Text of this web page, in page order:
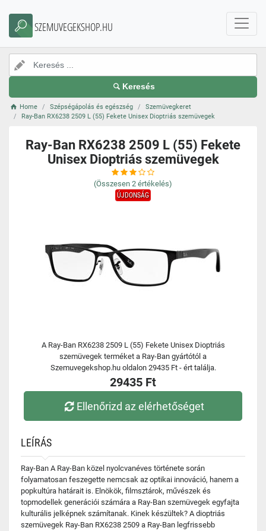
SZEMUVEGEKSHOP.HU
Keresés
Home Szépségápolás és egészség
Szemüvegkeret
Ray-Ban RX6238 2509 L (55) Fekete Unisex Dioptriás szemüvegek
Ray-Ban RX6238 2509 L (55) Fekete
Unisex Dioptriás szemüvegek
(Összesen 2 értékelés)
ÚJDONSÁG
A Ray-Ban RX6238 2509 L (55) Fekete Unisex Dioptriás
szemüvegek terméket a Ray-Ban gyártótól a
Szemuvegekshop.hu oldalon 29435 Ft - ért találja.
29435 Ft
Ellenőrizd az elérhetőséget
LEÍRÁS
Ray-Ban A Ray-Ban közel nyolcvanéves története során
folyamatosan feszegette nemcsak az optikai innováció, hanem a
popkultúra határait is. Elnökök, filmsztárok, művészek és
topmodellek generációi számára a Ray-Ban szemüvegek egyfajta
kulturális jelképnek számítanak. Kinek készültek? A dioptriás
szemüvegek Ray-Ban RX6238 2509 a Ray-Ban legfrissebb